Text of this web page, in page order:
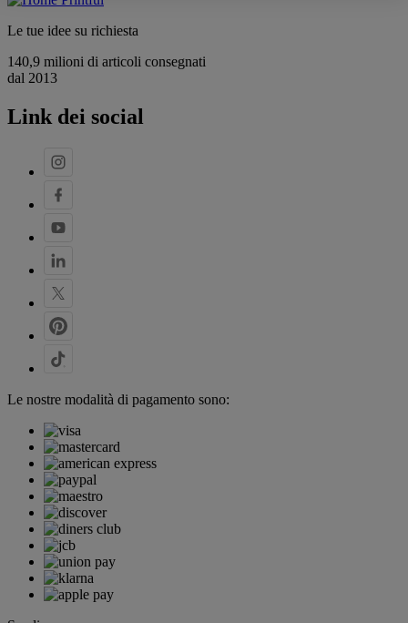
Le tue idee su richiesta
140,9 milioni di articoli consegnati
dal 2013
Link dei social
Le nostre modalità di pagamento sono: